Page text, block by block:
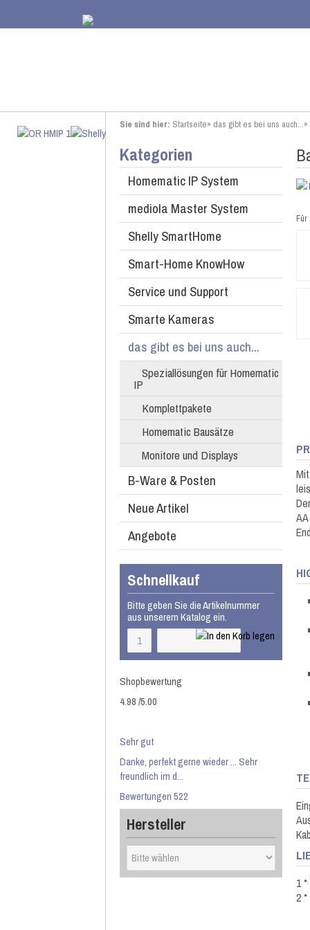
Sie sind hier: Startseite» das gibt es bei uns auch...»
Kategorien
Homematic IP System
mediola Master System
Shelly SmartHome
Smart-Home KnowHow
Service und Support
Smarte Kameras
das gibt es bei uns auch...
Speziallösungen für Homematic
IP
Komplettpakete
Homematic Bausätze
Monitore und Displays
B-Ware & Posten
Neue Artikel
Angebote
Schnellkauf
Bitte geben Sie die Artikelnummer
aus unserem Katalog ein.
Shopbewertung
4.98/5.00
Sehr gut
Danke, perfekt gerne wieder ... Sehr
freundlich im d...
Bewertungen 522
Hersteller
Für
1
2